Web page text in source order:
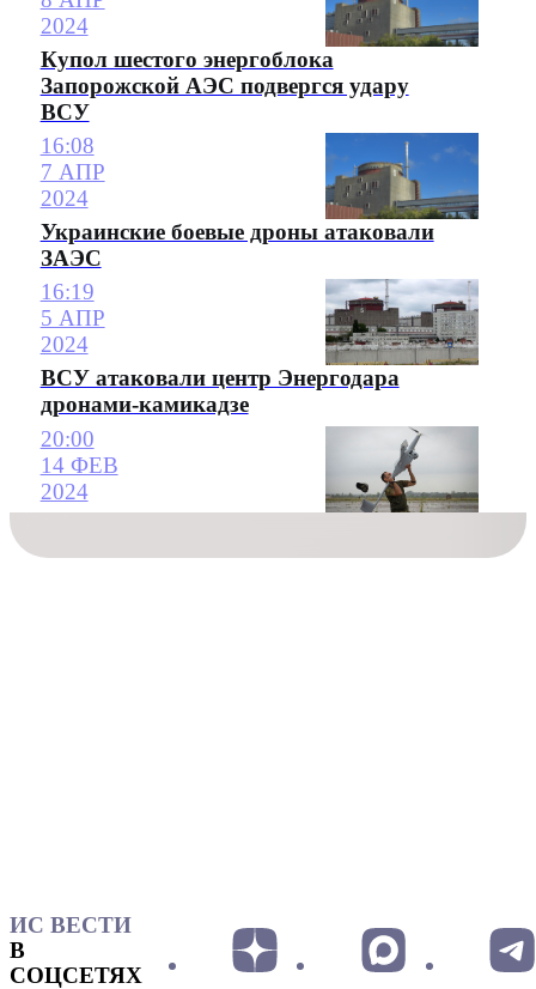
2024
Купол шестого энергоблока
Запорожской АЭС подвергся удару
ВСУ
16:08
7 АПР
2024
Украинские боевые дроны атаковали
ЗАЭС
16:19
5 АПР
2024
ВСУ атаковали центр Энергодара
дронами-камикадзе
20:00
14 ФЕВ
2024
ИС ВЕСТИ
В
СОЦСЕТЯХ